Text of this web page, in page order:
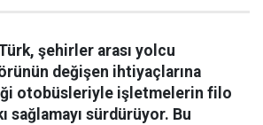
şehirler arası yolcu
değişen ihtiyaçlarına
otobüsleriyle işletmelerin filo
sağlamayı sürdürüyor. Bu